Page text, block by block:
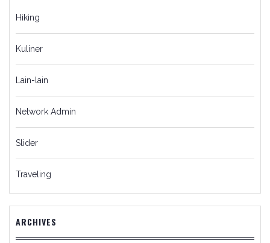
Hiking
Kuliner
Lain-lain
Network Admin
Slider
Traveling
ARCHIVES